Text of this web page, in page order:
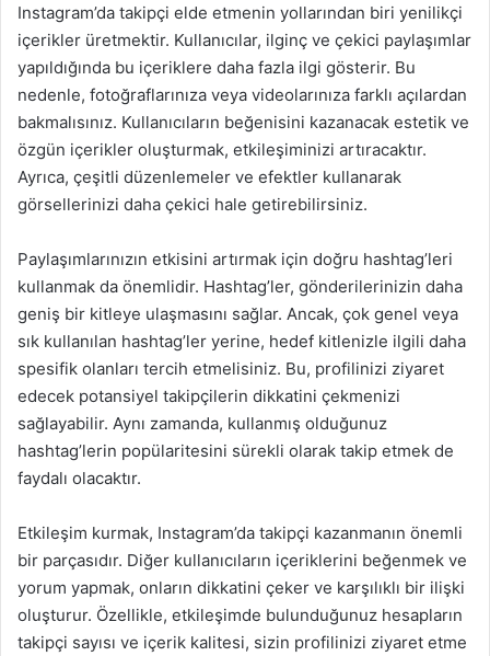
Instagram’da takipçi elde etmenin yollarından biri yenilikçi
içerikler üretmektir. Kullanıcılar, ilginç ve çekici paylaşımlar
yapıldığında bu içeriklere daha fazla ilgi gösterir. Bu
nedenle, fotoğraflarınıza veya videolarınıza farklı açılardan
bakmalısınız. Kullanıcıların beğenisini kazanacak estetik ve
özgün içerikler oluşturmak, etkileşiminizi artıracaktır.
Ayrıca, çeşitli düzenlemeler ve efektler kullanarak
görsellerinizi daha çekici hale getirebilirsiniz.
Paylaşımlarınızın etkisini artırmak için doğru hashtag’leri
kullanmak da önemlidir. Hashtag’ler, gönderilerinizin daha
geniş bir kitleye ulaşmasını sağlar. Ancak, çok genel veya
sık kullanılan hashtag’ler yerine, hedef kitlenizle ilgili daha
spesifik olanları tercih etmelisiniz. Bu, profilinizi ziyaret
edecek potansiyel takipçilerin dikkatini çekmenizi
sağlayabilir. Aynı zamanda, kullanmış olduğunuz
hashtag’lerin popülaritesini sürekli olarak takip etmek de
faydalı olacaktır.
Etkileşim kurmak, Instagram’da takipçi kazanmanın önemli
bir parçasıdır. Diğer kullanıcıların içeriklerini beğenmek ve
yorum yapmak, onların dikkatini çeker ve karşılıklı bir ilişki
oluşturur. Özellikle, etkileşimde bulunduğunuz hesapların
takipçi sayısı ve içerik kalitesi, sizin profilinizi ziyaret etme